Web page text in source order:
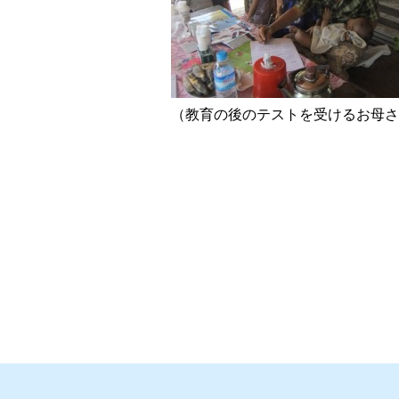
（教育の後のテストを受けるお母